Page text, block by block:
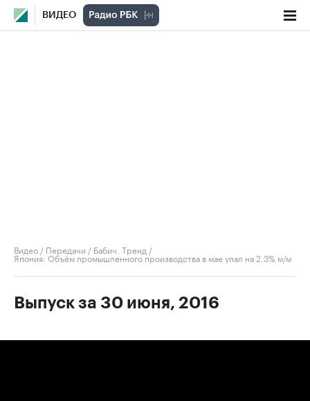
ВИДЕО
Видео / Передачи / Бабич. Тренд /
Япония: Объём промышленного производства в мае упал на 2,3% м/м
Выпуск за 30 июня, 2016